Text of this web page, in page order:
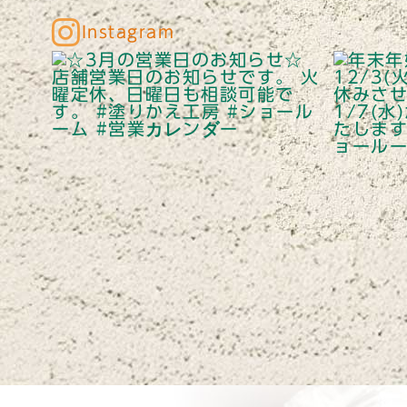
Instagram